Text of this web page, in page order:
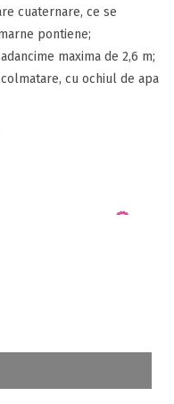
cuaternare, ce se
pontiene;
maxima de 2,6 m;
cu ochiul de apa